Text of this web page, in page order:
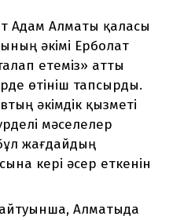
Адам Алматы қаласы
әкімі Ерболат
етеміз» атты
өтініш тапсырды.
әкімдік қызметі
мәселелер
жағдайдың
кері әсер еткенін
Алматыда